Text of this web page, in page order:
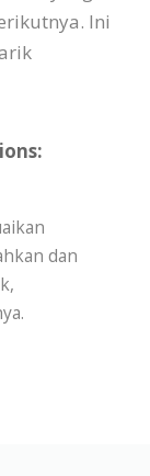
Ini
dan